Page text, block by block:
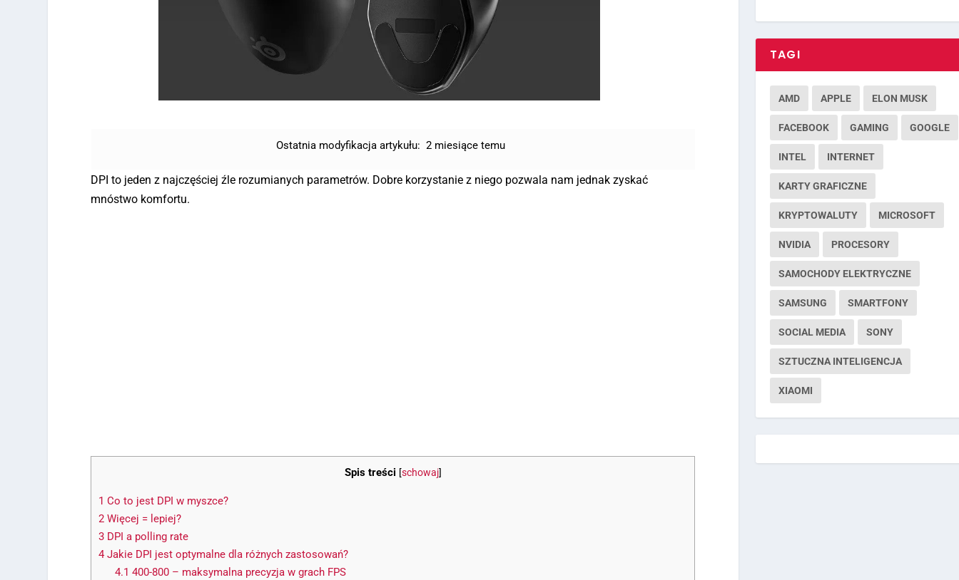
Ostatnia modyfikacja artykułu: 2 miesiące temu
DPI to jeden z najczęściej źle rozumianych parametrów. Dobre korzystanie z niego pozwala nam jednak zyskać
mnóstwo komfortu.
Spis treści [schowaj]
1 Co to jest DPI w myszce?
2 Więcej = lepiej?
3 DPI a polling rate
4 Jakie DPI jest optymalne dla różnych zastosowań?
4.1 400-800 – maksymalna precyzja w grach FPS
TAGI
AMD APPLE ELON MUSK
FACEBOOK GAMING GOOGLE
INTEL INTERNET
KARTY GRAFICZNE
KRYPTOWALUTY MICROSOFT
NVIDIA PROCESORY
SAMOCHODY ELEKTRYCZNE
SAMSUNG SMARTFONY
SOCIAL MEDIA SONY
SZTUCZNA INTELIGENCJA
XIAOMI